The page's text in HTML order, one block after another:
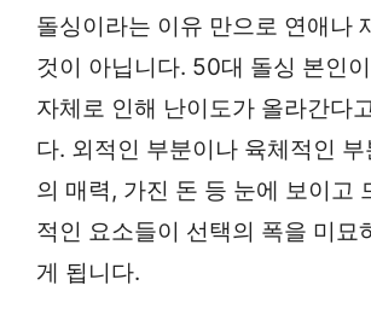
돌싱이라는 이유 만으로 연애나
것이 아닙니다. 50대 돌싱 본인
자체로 인해 난이도가 올라간다
다. 외적인 부분이나 육체적인 부
의 매력, 가진 돈 등 눈에 보이고
적인 요소들이 선택의 폭을 미묘
게 됩니다.